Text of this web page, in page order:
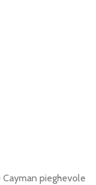
pieghevole